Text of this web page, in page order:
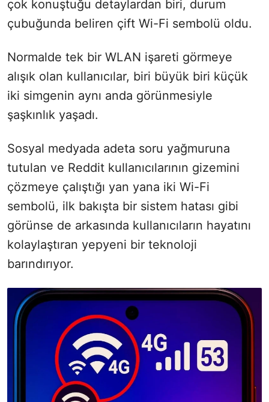
çok konuştuğu detaylardan biri, durum
çubuğunda beliren çift Wi-Fi sembolü oldu.
Normalde tek bir WLAN işareti görmeye
alışık olan kullanıcılar, biri büyük biri küçük
iki simgenin aynı anda görünmesiyle
şaşkınlık yaşadı.
Sosyal medyada adeta soru yağmuruna
tutulan ve Reddit kullanıcılarının gizemini
çözmeye çalıştığı yan yana iki Wi-Fi
sembolü, ilk bakışta bir sistem hatası gibi
görünse de arkasında kullanıcıların hayatını
kolaylaştıran yepyeni bir teknoloji
barındırıyor.